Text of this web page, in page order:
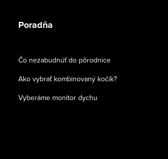
Poradňa
Čo nezabudnúť do pôrodnice
Ako vybrať kombinovaný kočík?
Vyberáme monitor dychu